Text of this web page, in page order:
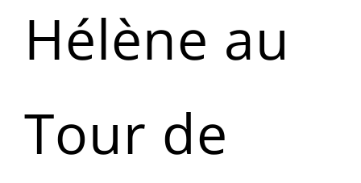
Hélène au
Tour de